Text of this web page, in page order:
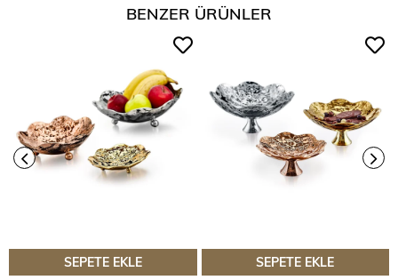
BENZER ÜRÜNLER
SEPETE EKLE SEPETE EKLE